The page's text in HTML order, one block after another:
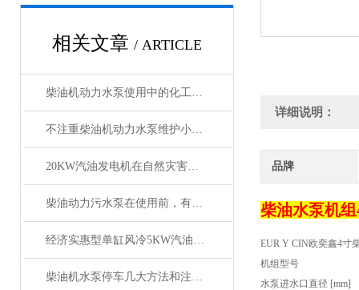
相关文章 / ARTICLE
柴油机动力水泵使用中的化工介质
不注重柴油机动力水泵维护小细节会造成大问题
20KW汽油发电机在自然灾害中的应急供电作用
柴油动力污水泵在使用前，有哪些注意事项
经济实惠型单缸风冷5KW汽油发电机配置
柴油机水泵停车几大方法和注意事项
详细说明：
品牌
柴油水泵机
EUR Y CIN欧奕鑫4寸
机组型号
水泵进水口直径 [mm]